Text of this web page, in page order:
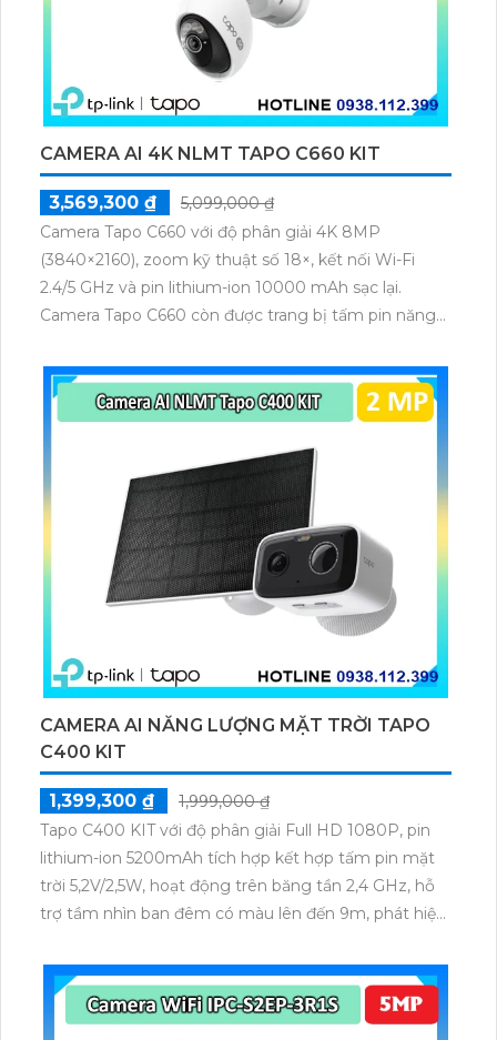
CAMERA AI 4K NLMT TAPO C660 KIT
3,569,300 ₫
5,099,000 ₫
Camera Tapo C660 với độ phân giải 4K 8MP
(3840×2160), zoom kỹ thuật số 18×, kết nối Wi-Fi
2.4/5 GHz và pin lithium-ion 10000 mAh sạc lại.
Camera Tapo C660 còn được trang bị tấm pin năng
thú cưng, phương tiện, lưu trữ thẻ microSD tối đa 512
GB.
CAMERA AI NĂNG LƯỢNG MẶT TRỜI TAPO
C400 KIT
1,399,300 ₫
1,999,000 ₫
Tapo C400 KIT với độ phân giải Full HD 1080P, pin
lithium-ion 5200mAh tích hợp kết hợp tấm pin mặt
trời 5,2V/2,5W, hoạt động trên băng tần 2,4 GHz, hỗ
trợ tầm nhìn ban đêm có màu lên đến 9m, phát hiện
dữ liệu qua thẻ microSD lên đến 512GB.